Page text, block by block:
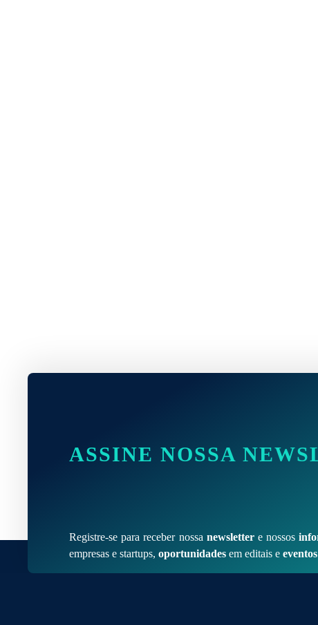
ASSINE NOSSA
Registre-se para receber nossa newslettere nossos
empresas e startups, oportunidades em editais e eventos